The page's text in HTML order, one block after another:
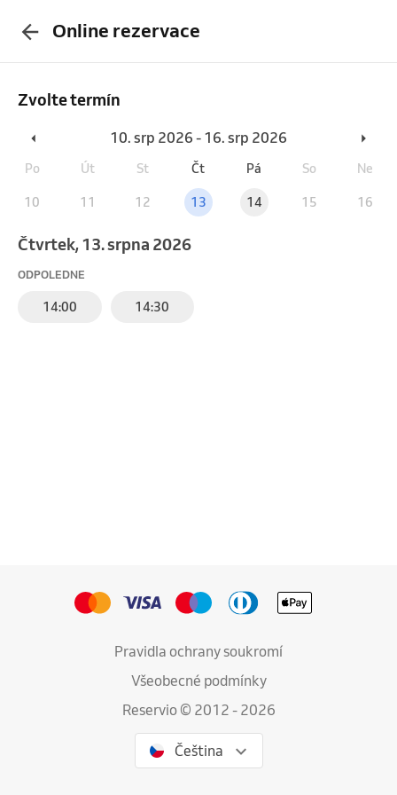
Online rezervace
Zvolte termín
10. srp 2026 - 16. srp 2026
Po Út St Čt Pá So Ne
10 11 12 13 14 15 16
čtvrtek, 13. srpna 2026
ODPOLEDNE
14:00 14:30
Pravidla ochrany soukromí
Všeobecné podmínky
Reservio © 2012 - 2026
Čeština